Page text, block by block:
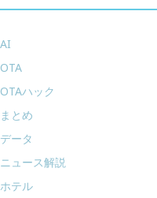
AI
OTA
OTAハック
まとめ
データ
ニュース解説
ホテル